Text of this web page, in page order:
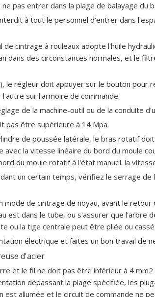
pas entrer dans la plage de balayage du
à tout le personnel d'entrer dans
cintrage à rouleaux adopte l'huile
dans des circonstances normales, et le
le régleur doit appuyer sur le bouton pour
sur l'armoire de commande.
de la machine-outil ou de la conduite
pas être supérieure à 14 Mpa.
de poussée latérale, le bras rotatif
avec la vitesse linéaire du bord du moule
du moule rotatif à l'état manuel. la
un certain temps, vérifiez le serrage de
de cintrage de noyau, avant le
est dans le tube, ou s'assurer que l'arbre
ou la tige centrale peut être pliée ou
électrique et faites un bon travail de
d'acier
et le fil ne doit pas être inférieur à 4
dépassant la plage spécifiée, les
est allumée et le circuit de commande ne